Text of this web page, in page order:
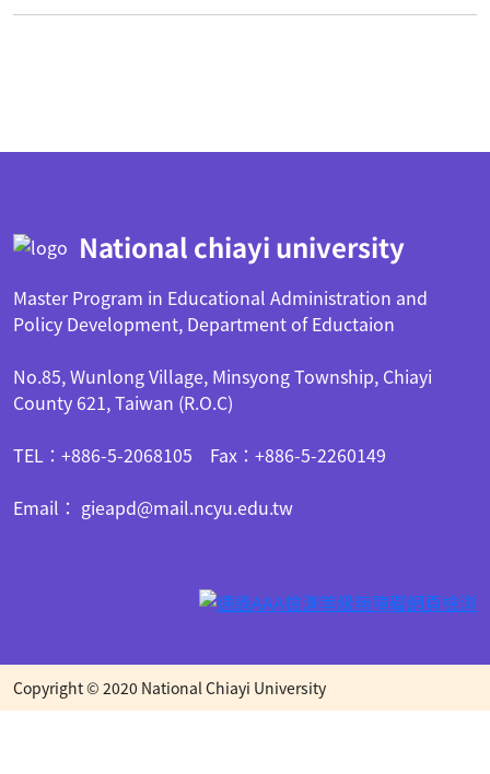
National chiayi university
Master Program in Educational Administration and
Policy Development, Department of Eductaion
No.85, Wunlong Village, Minsyong Township, Chiayi
County 621, Taiwan (R.O.C)
TEL：+886-5-2068105 Fax：+886-5-2260149
Email： gieapd@mail.ncyu.edu.tw
Copyright © 2020 National Chiayi University